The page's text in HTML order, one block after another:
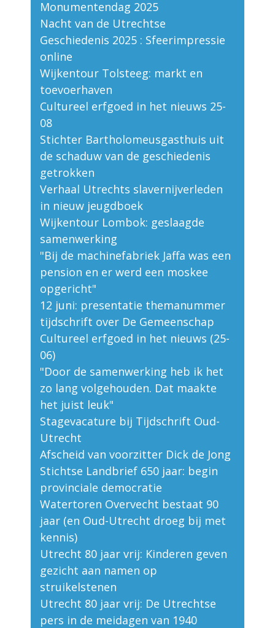
Monumentendag 2025
Nacht van de Utrechtse
Geschiedenis 2025 : Sfeerimpressie
online
Wijkentour Tolsteeg: markt en
toevoerhaven
Cultureel erfgoed in het nieuws 25-
08
Stichter Bartholomeusgasthuis uit
de schaduw van de geschiedenis
getrokken
Verhaal Utrechts slavernijverleden
in nieuw jeugdboek
Wijkentour Lombok: geslaagde
samenwerking
"Bij de machinefabriek Jaffa was een
pension en er werd een moskee
opgericht"
12 juni: presentatie themanummer
tijdschrift over De Gemeenschap
Cultureel erfgoed in het nieuws (25-
06)
"Door de samenwerking heb ik het
zo lang volgehouden. Dat maakte
het juist leuk"
Stagevacature bij Tijdschrift Oud-
Utrecht
Afscheid van voorzitter Dick de Jong
Stichtse Landbrief 650 jaar: begin
provinciale democratie
Watertoren Overvecht bestaat 90
jaar (en Oud-Utrecht droeg bij met
kennis)
Utrecht 80 jaar vrij: Kinderen geven
gezicht aan namen op
struikelstenen
Utrecht 80 jaar vrij: De Utrechtse
pers in de meidagen van 1940